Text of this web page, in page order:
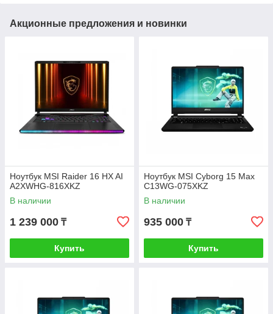
Акционные предложения и новинки
Ноутбук MSI Raider 16 HX AI
A2XWHG-816XKZ
В наличии
1 239 000 ₸
Купить
Ноутбук MSI Cyborg 15 Max
C13WG-075XKZ
В наличии
935 000 ₸
Купить